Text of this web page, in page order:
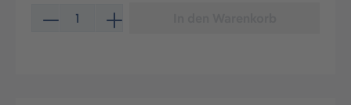
Produkt Anzahl: Gib den gewünschten Wert ein oder